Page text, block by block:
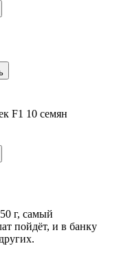
F1 10 семян
г, самый
пойдёт, и в банку